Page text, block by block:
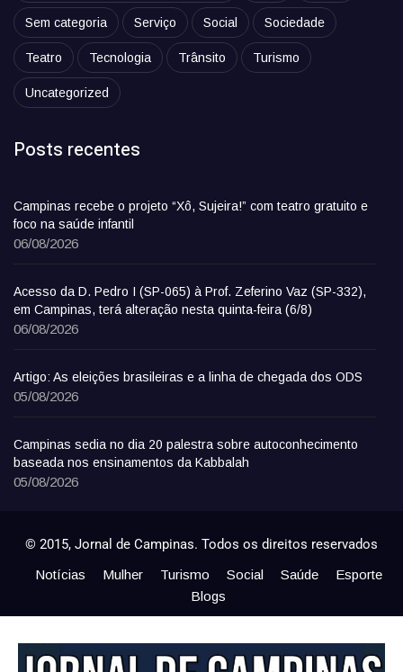
Sem categoria Serviço Social Sociedade
Teatro Tecnologia Trânsito Turismo
Uncategorized
Posts recentes
Campinas recebe o projeto “Xô, Sujeira!” com teatro gratuito e
foco na saúde infantil
06/08/2026
Acesso da D. Pedro I (SP-065) à Prof. Zeferino Vaz (SP-332),
em Campinas, terá alteração nesta quinta-feira (6/8)
06/08/2026
Artigo: As eleições brasileiras e a linha de chegada dos ODS
05/08/2026
Campinas sedia no dia 20 palestra sobre autoconhecimento
baseada nos ensinamentos da Kabbalah
05/08/2026
© 2015, Jornal de Campinas. Todos os direitos reservados
Notícias Mulher Turismo Social Saúde
Esporte
Blogs